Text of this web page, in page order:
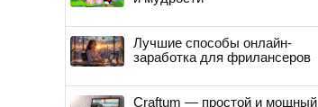
Лучшие способы онлайн-
заработка для фрилансеров
Craftum — простой и мощный